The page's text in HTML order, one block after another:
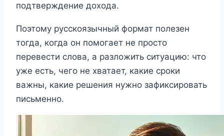
подтверждение дохода.
Поэтому русскоязычный формат полезен
тогда, когда он помогает не просто
перевести слова, а разложить ситуацию: что
уже есть, чего не хватает, какие сроки
важны, какие решения нужно зафиксировать
письменно.